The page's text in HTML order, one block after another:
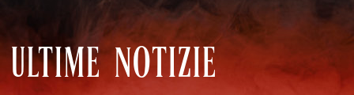
ULTIME NOTIZIE